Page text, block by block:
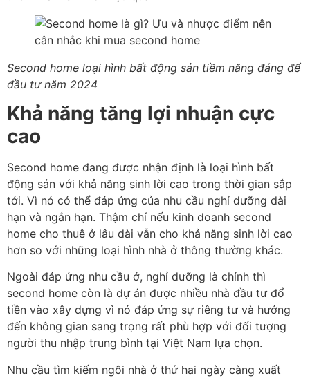
Second home loại hình bất động sản tiềm năng đáng để
đầu tư năm 2024
Khả năng tăng lợi nhuận cực
cao
Second home đang được nhận định là loại hình bất
động sản với khả năng sinh lời cao trong thời gian sắp
tới. Vì nó có thể đáp ứng của nhu cầu nghỉ dưỡng dài
hạn và ngắn hạn. Thậm chí nếu kinh doanh second
home cho thuê ở lâu dài vẫn cho khả năng sinh lời cao
hơn so với những loại hình nhà ở thông thường khác.
Ngoài đáp ứng nhu cầu ở, nghỉ dưỡng là chính thì
second home còn là dự án được nhiều nhà đầu tư đổ
tiền vào xây dựng vì nó đáp ứng sự riêng tư và hướng
đến không gian sang trọng rất phù hợp với đối tượng
người thu nhập trung bình tại Việt Nam lựa chọn.
Nhu cầu tìm kiếm ngôi nhà ở thứ hai ngày càng xuất